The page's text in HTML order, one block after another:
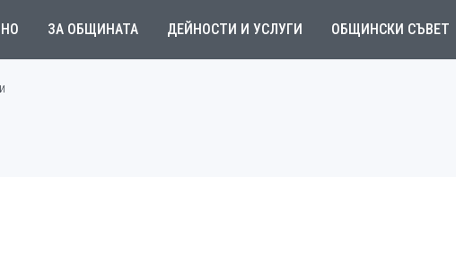
ЗА ОБЩИНАТА ДЕЙНОСТИ И УСЛУГИ ОБЩИНСКИ СЪВЕТ